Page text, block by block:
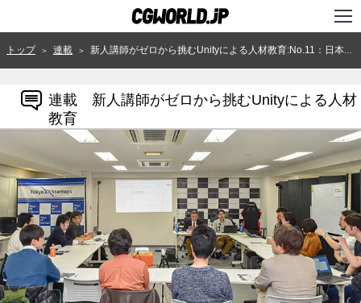
TOP
ニュース
連載
用語辞典
スタジオ
講座
トップ ＞ 連載 ＞ 新人講師がゼロから挑むUnityによる人材教育:No.11：日本のゲーム教育で学校に求められることとは何か？
連載 新人講師がゼロから挑むUnityによる人材
教育